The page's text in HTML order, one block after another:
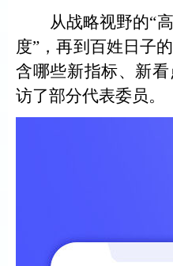
从战略视野的“
度”，再到百姓日子
含哪些新指标、新
访了部分代表委员。